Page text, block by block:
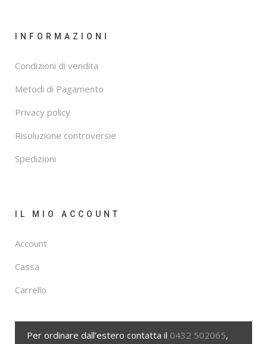
INFORMAZIONI
Condizioni di vendita
Metodi di Pagamento
Privacy policy
Risoluzione controversie
Spedizioni
IL MIO ACCOUNT
Account
Cassa
Carrello
Per ordinare dall’estero contatta il 0432 502065,